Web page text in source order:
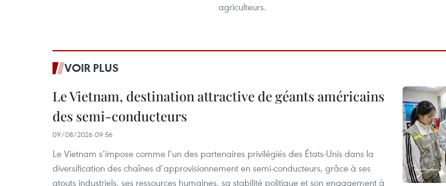
agriculteurs.
VOIR PLUS
Le Vietnam, destination attractive de géants américains
des semi-conducteurs
09/08/2026 09:56
Le Vietnam s’impose comme l’un des partenaires privilégiés des États-Unis dans la
diversification des chaînes d’approvisionnement en semi-conducteurs, grâce à ses
atouts industriels, ses ressources humaines, sa stabilité politique et son engagement à